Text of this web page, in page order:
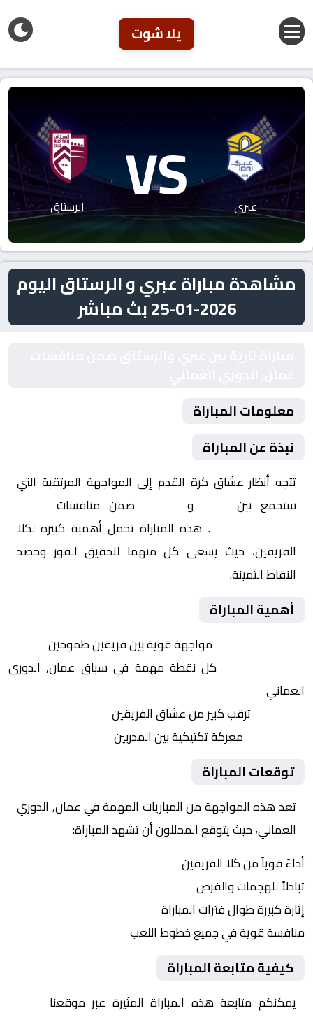
يلا شوت
عبري VS الرستاق
مشاهدة مباراة عبري و الرستاق اليوم
2026-01-25 بث مباشر
معلومات المباراة
نبذة عن المباراة
تتجه أنظار عشاق كرة القدم إلى المواجهة المرتقبة التي
ستجمع بين
و ضمن منافسات
. هذه المباراة تحمل أهمية كبيرة لكلا
الفريقين، حيث يسعى كل منهما لتحقيق الفوز وحصد
النقاط الثمينة.
أهمية المباراة
مواجهة قوية بين فريقين طموحين
كل نقطة مهمة في سباق عمان, الدوري
العماني
ترقب كبير من عشاق الفريقين
معركة تكتيكية بين المدربين
توقعات المباراة
تعد هذه المواجهة من المباريات المهمة في عمان, الدوري
العماني، حيث يتوقع المحللون أن تشهد المباراة:
أداءً قوياً من كلا الفريقين
تبادلاً للهجمات والفرص
إثارة كبيرة طوال فترات المباراة
منافسة قوية في جميع خطوط اللعب
كيفية متابعة المباراة
يمكنكم متابعة هذه المباراة المثيرة عبر موقعنا